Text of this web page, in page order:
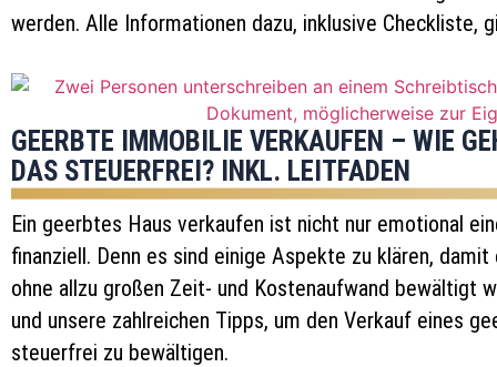
werden. Alle Informationen dazu, inklusive Checkliste,
GEERBTE IMMOBILIE VERKAUFEN – WIE
DAS STEUERFREI? INKL. LEITFADEN
Ein geerbtes Haus verkaufen ist nicht nur emotional
finanziell. Denn es sind einige Aspekte zu klären,
ohne allzu großen Zeit- und Kostenaufwand bewältigt
und unsere zahlreichen Tipps, um den Verkauf eines
steuerfrei zu bewältigen.